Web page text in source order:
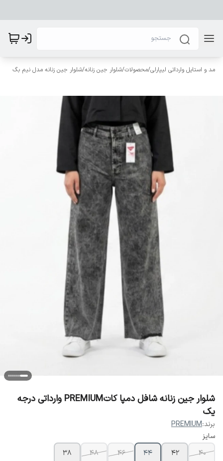
مد و استایل وارداتی لیپارلی/محصولات/شلوار جین زنانه/شلوار جین زنانه مدل نیم بگ
شلوار جین زنانه شافل دمپا کاتPREMIUM وارداتی درجه
یک
برند:PREMIUM
سایز
40
42
44
46
48
38